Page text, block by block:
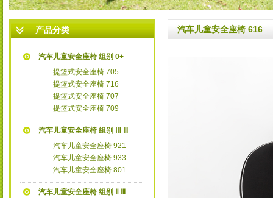
产品分类
汽车儿童安全座椅 组别 0+
提篮式安全座椅 705
提篮式安全座椅 716
提篮式安全座椅 707
提篮式安全座椅 709
汽车儿童安全座椅 组别 ⅠⅡ Ⅲ
汽车儿童安全座椅 921
汽车儿童安全座椅 933
汽车儿童安全座椅 801
汽车儿童安全座椅 组别 Ⅱ Ⅲ
汽车儿童安全座椅 616